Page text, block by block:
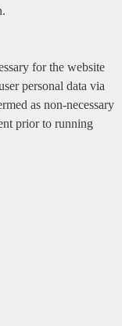
for the website
personal data via
as non-necessary
prior to running